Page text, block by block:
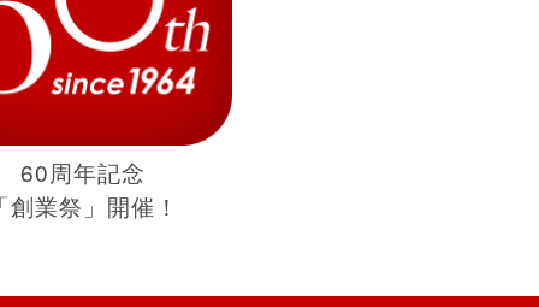
60周年記念
創業祭」開催！